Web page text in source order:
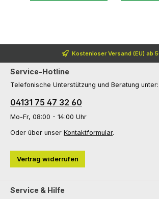
Kostenloser Versand (EU) ab
Service-Hotline
Telefonische Unterstützung und Beratung unter:
04131 75 47 32 60
Mo-Fr, 08:00 - 14:00 Uhr
Oder über unser Kontaktformular.
Vertrag widerrufen
Service & Hilfe